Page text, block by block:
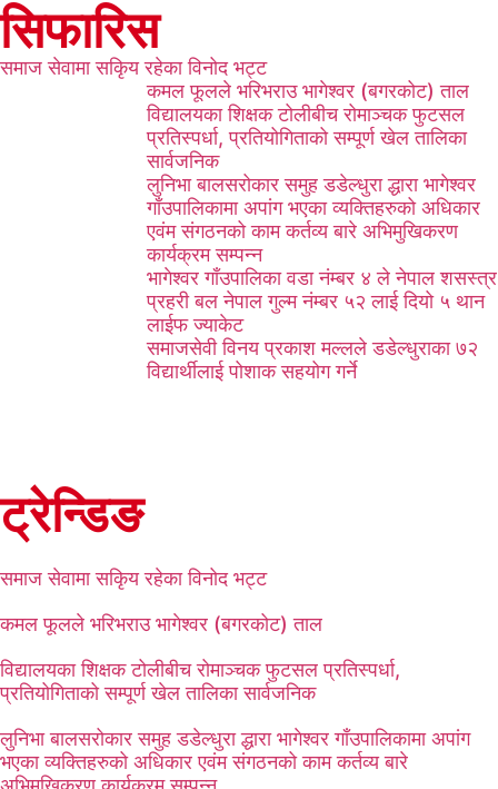
सिफारिस
समाज सेवामा सकिृय रहेका विनोद भट्ट
कमल फूलले भरिभराउ भागेश्वर (बगरकोट) ताल
विद्यालयका शिक्षक टोलीबीच रोमाञ्चक फुटसल
प्रतिस्पर्धा, प्रतियोगिताको सम्पूर्ण खेल तालिका
सार्वजनिक
लुनिभा बालसरोकार समुह डडेल्धुरा द्धारा भागेश्वर
गाँउपालिकामा अपांग भएका व्यक्तिहरुको अधिकार
एवंम संगठनको काम कर्तव्य बारे अभिमुखिकरण
कार्यक्रम सम्पन्न
भागेश्वर गाँउपालिका वडा नंम्बर ४ ले नेपाल शसस्त्र
प्रहरी बल नेपाल गुल्म नंम्बर ५२ लाई दियो ५ थान
लाईफ ज्याकेट
समाजसेवी विनय प्रकाश मल्लले डडेल्धुराका ७२
विद्यार्थीलाई पोशाक सहयोग गर्ने
ट्रेन्डिङ
समाज सेवामा सकिृय रहेका विनोद भट्ट
कमल फूलले भरिभराउ भागेश्वर (बगरकोट) ताल
विद्यालयका शिक्षक टोलीबीच रोमाञ्चक फुटसल प्रतिस्पर्धा,
प्रतियोगिताको सम्पूर्ण खेल तालिका सार्वजनिक
लुनिभा बालसरोकार समुह डडेल्धुरा द्धारा भागेश्वर गाँउपालिकामा अपांग
भएका व्यक्तिहरुको अधिकार एवंम संगठनको काम कर्तव्य बारे